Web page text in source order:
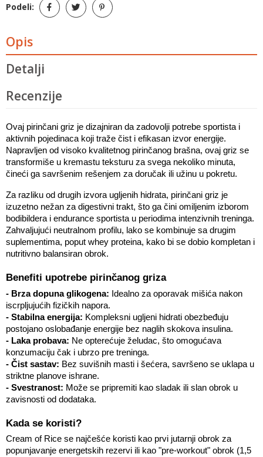
Podeli:
Opis
Detalji
Recenzije
Ovaj pirinčani griz je dizajniran da zadovolji potrebe sportista i
aktivnih pojedinaca koji traže čist i efikasan izvor energije.
Napravljen od visoko kvalitetnog pirinčanog brašna, ovaj griz se
transformiše u kremastu teksturu za svega nekoliko minuta,
čineći ga savršenim rešenjem za doručak ili užinu u pokretu.
Za razliku od drugih izvora ugljenih hidrata, pirinčani griz je
izuzetno nežan za digestivni trakt, što ga čini omiljenim izborom
bodibildera i endurance sportista u periodima intenzivnih treninga.
Zahvaljujući neutralnom profilu, lako se kombinuje sa drugim
suplementima, poput whey proteina, kako bi se dobio kompletan i
nutritivno balansiran obrok.
Benefiti upotrebe pirinčanog griza
- Brza dopuna glikogena: Idealno za oporavak mišića nakon
iscrpljujućih fizičkih napora.
- Stabilna energija: Kompleksni ugljeni hidrati obezbeđuju
postojano oslobađanje energije bez naglih skokova insulina.
- Laka probava: Ne opterećuje želudac, što omogućava
konzumaciju čak i ubrzo pre treninga.
- Čist sastav: Bez suvišnih masti i šećera, savršeno se uklapa u
striktne planove ishrane.
- Svestranost: Može se pripremiti kao sladak ili slan obrok u
zavisnosti od dodataka.
Kada se koristi?
Cream of Rice se najčešće koristi kao prvi jutarnji obrok za
popunjavanje energetskih rezervi ili kao "pre-workout" obrok (1,5